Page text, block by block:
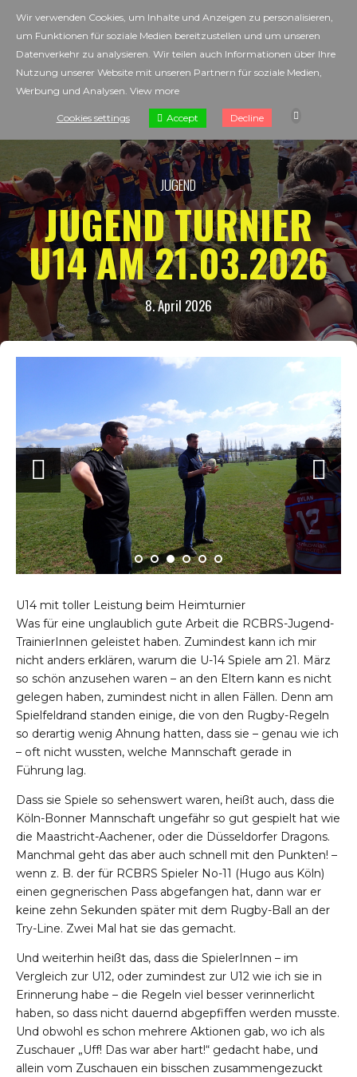
JUGEND
JUGEND TURNIER
U14 AM 21.03.2026
8. April 2026
U14 mit toller Leistung beim Heimturnier
Was für eine unglaublich gute Arbeit die RCBRS-Jugend-
TrainierInnen geleistet haben. Zumindest kann ich mir
nicht anders erklären, warum die U-14 Spiele am 21. März
so schön anzusehen waren – an den Eltern kann es nicht
gelegen haben, zumindest nicht in allen Fällen. Denn am
Spielfeldrand standen einige, die von den Rugby-Regeln
so derartig wenig Ahnung hatten, dass sie – genau wie ich
– oft nicht wussten, welche Mannschaft gerade in
Führung lag.
Dass sie Spiele so sehenswert waren, heißt auch, dass die
Köln-Bonner Mannschaft ungefähr so gut gespielt hat wie
die Maastricht-Aachener, oder die Düsseldorfer Dragons.
Manchmal geht das aber auch schnell mit den Punkten! –
wenn z. B. der für RCBRS Spieler No-11 (Hugo aus Köln)
einen gegnerischen Pass abgefangen hat, dann war er
keine zehn Sekunden später mit dem Rugby-Ball an der
Try-Line. Zwei Mal hat sie das gemacht.
Und weiterhin heißt das, dass die SpielerInnen – im
Vergleich zur U12, oder zumindest zur U12 wie ich sie in
Erinnerung habe – die Regeln viel besser verinnerlicht
haben, so dass nicht dauernd abgepfiffen werden musste.
Und obwohl es schon mehrere Aktionen gab, wo ich als
Zuschauer „Uff! Das war aber hart!“ gedacht habe, und
allein vom Zuschauen ein bisschen zusammengezuckt
Wir verwenden Cookies, um Inhalte und Anzeigen zu personalisieren,
um Funktionen für soziale Medien bereitzustellen und um unseren
Datenverkehr zu analysieren. Wir teilen auch Informationen über Ihre
Nutzung unserer Website mit unseren Partnern für soziale Medien,
Werbung und Analysen. View more
Cookies settings Accept Decline